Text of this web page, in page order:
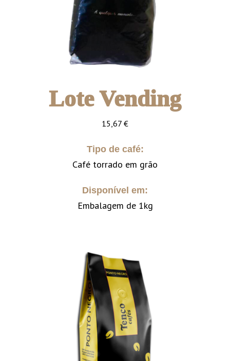
Lote Vending
15,67 €
Tipo de café:
Café torrado em grão
Disponível em:
Embalagem de 1kg